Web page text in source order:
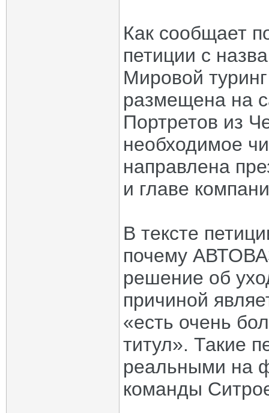
Как сообщает
петиции с
Мировой
размещена на
Портретов из
необходимое
направлена
и главе
В тексте
почему
решение об
причиной
«есть очень
титул». Такие
реальными на
команды